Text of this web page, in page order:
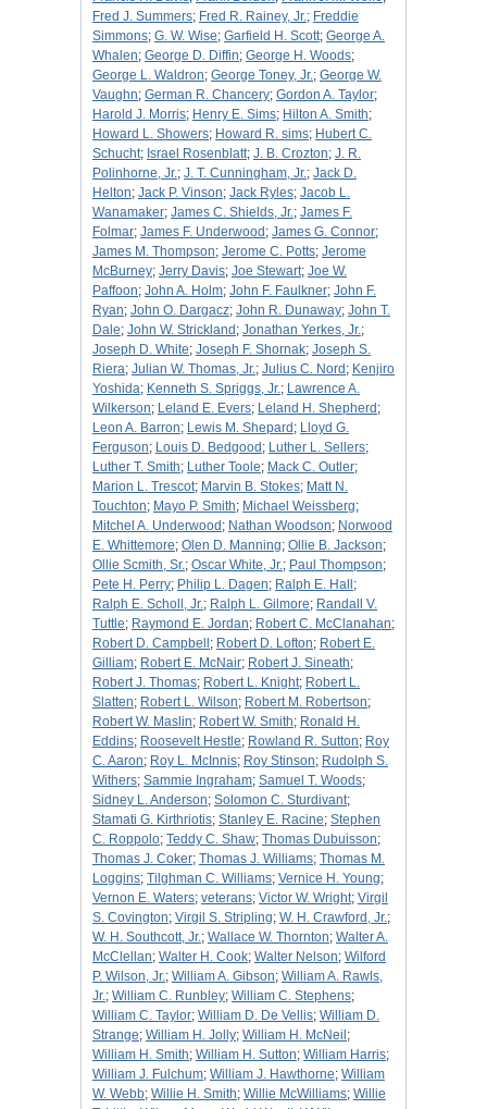
Fred J. Summers; Fred R. Rainey, Jr.; Freddie
Simmons; G. W. Wise; Garfield H. Scott; George A.
Whalen; George D. Diffin; George H. Woods;
George L. Waldron; George Toney, Jr.; George W.
Vaughn; German R. Chancery; Gordon A. Taylor;
Harold J. Morris; Henry E. Sims; Hilton A. Smith;
Howard L. Showers; Howard R. sims; Hubert C.
Schucht; Israel Rosenblatt; J. B. Crozton; J. R.
Polinhorne, Jr.; J. T. Cunningham, Jr.; Jack D.
Helton; Jack P. Vinson; Jack Ryles; Jacob L.
Wanamaker; James C. Shields, Jr.; James F.
Folmar; James F. Underwood ; James G. Connor;
James M. Thompson; Jerome C. Potts; Jerome
McBurney; Jerry Davis; Joe Stewart; Joe W.
Paffoon; John A. Holm; John F. Faulkner; John F.
Ryan; John O. Dargacz; John R. Dunaway; John T.
Dale; John W. Strickland ; Jonathan Yerkes, Jr.;
Joseph D. White; Joseph F. Shornak; Joseph S.
Riera; Julian W. Thomas, Jr.; Julius C. Nord ; Kenjiro
Yoshida; Kenneth S. Spriggs, Jr.; Lawrence A.
Wilkerson; Leland E. Evers; Leland H. Shepherd ;
Leon A. Barron; Lewis M. Shepard ; Lloyd G.
Ferguson; Louis D. Bedgood ; Luther L. Sellers;
Luther T. Smith; Luther Toole; Mack C. Outler;
Marion L. Trescot; Marvin B. Stokes; Matt N.
Touchton; Mayo P. Smith; Michael Weissberg;
Mitchel A. Underwood ; Nathan Woodson; Norwood
E. Whittemore; Olen D. Manning; Ollie B. Jackson;
Ollie Scmith, Sr.; Oscar White, Jr.; Paul Thompson;
Pete H. Perry; Philip L. Dagen; Ralph E. Hall ;
Ralph E. Scholl, Jr.; Ralph L. Gilmore; Randall V.
Tuttle; Raymond E. Jordan; Robert C. McClanahan;
Robert D. Campbell ; Robert D. Lofton; Robert E.
Gilliam; Robert E. McNair; Robert J. Sineath;
Robert J. Thomas; Robert L. Knight; Robert L.
Slatten; Robert L. Wilson; Robert M. Robertson;
Robert W. Maslin; Robert W. Smith; Ronald H.
Eddins; Roosevelt Hestle; Rowland R. Sutton; Roy
C. Aaron; Roy L. McInnis; Roy Stinson; Rudolph S.
Withers; Sammie Ingraham; Samuel T. Woods;
Sidney L. Anderson; Solomon C. Sturdivant;
Stamati G. Kirthriotis; Stanley E. Racine; Stephen
C. Roppolo; Teddy C. Shaw; Thomas Dubuisson;
Thomas J. Coker; Thomas J. Williams; Thomas M.
Loggins; Tilghman C. Williams; Vernice H. Young;
Vernon E. Waters; veterans; Victor W. Wright; Virgil
S. Covington; Virgil S. Stripling; W. H. Crawford, Jr.;
W. H. Southcott, Jr.; Wallace W. Thornton; Walter A.
McClellan; Walter H. Cook; Walter Nelson; Wilford
P. Wilson, Jr.; William A. Gibson; William A. Rawls,
Jr.; William C. Runbley; William C. Stephens;
William C. Taylor; William D. De Vellis; William D.
Strange; William H. Jolly; William H. McNeil ;
William H. Smith; William H. Sutton; William Harris;
William J. Fulchum; William J. Hawthorne; William
W. Webb; Willie H. Smith; Willie McWilliams; Willie